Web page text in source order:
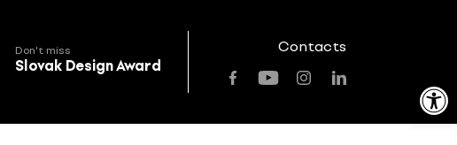
Open toolbar
Don't miss
Slovak Design Award
Contacts